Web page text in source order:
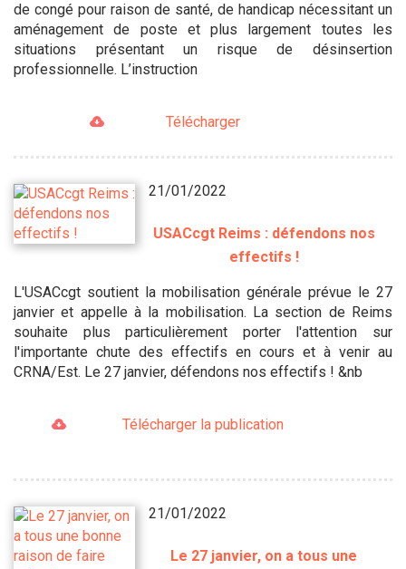
de congé pour raison de santé, de handicap nécessitant un
aménagement de poste et plus largement toutes les
situations présentant un risque de désinsertion
professionnelle. L’instruction
Télécharger
21/01/2022
USACcgt Reims : défendons nos
effectifs !
L'USACcgt soutient la mobilisation générale prévue le 27
janvier et appelle à la mobilisation. La section de Reims
souhaite plus particulièrement porter l'attention sur
l'importante chute des effectifs en cours et à venir au
CRNA/Est. Le 27 janvier, défendons nos effectifs ! &nb
Télécharger la publication
21/01/2022
Le 27 janvier, on a tous une